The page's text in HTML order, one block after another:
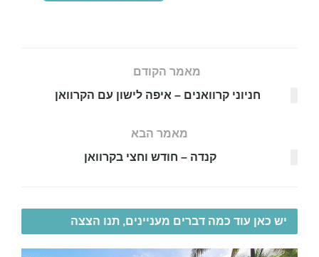
מאמר הקודם
חניוני קרוואנים – איפה לישון עם הקרוואן
מאמר הבא
קנדה – חודש וחצי בקרוואן
יש כאן עוד כמה דברים מעניינים, תנו הצצה